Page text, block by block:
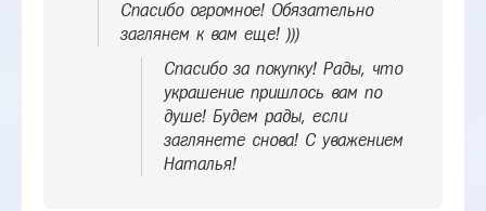
Спасибо огромное! Обязательно
заглянем к вам еще! )))
Спасибо за покупку! Рады, что
украшение пришлось вам по
душе! Будем рады, если
заглянете снова! С уважением
Наталья!